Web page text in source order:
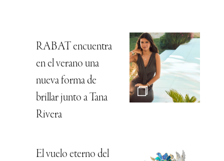
RABAT encuentra
en el verano una
nueva forma de
brillar junto a Tana
Rivera
El vuelo eterno del